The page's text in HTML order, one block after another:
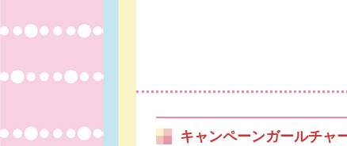
キャンペーンガールチャ